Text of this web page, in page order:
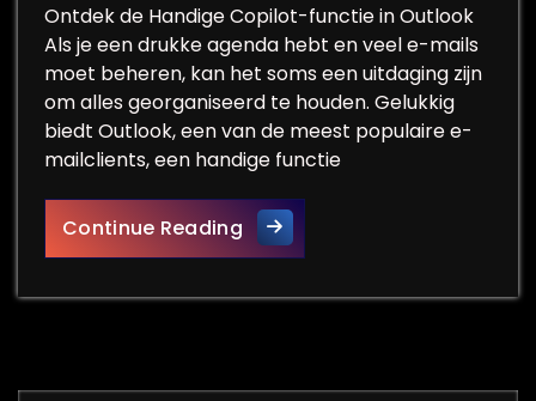
Ontdek de Handige Copilot-functie in Outlook
Als je een drukke agenda hebt en veel e-mails
moet beheren, kan het soms een uitdaging zijn
om alles georganiseerd te houden. Gelukkig
biedt Outlook, een van de meest populaire e-
mailclients, een handige functie
Continue ReadingOntdek de Slimme Copilot-